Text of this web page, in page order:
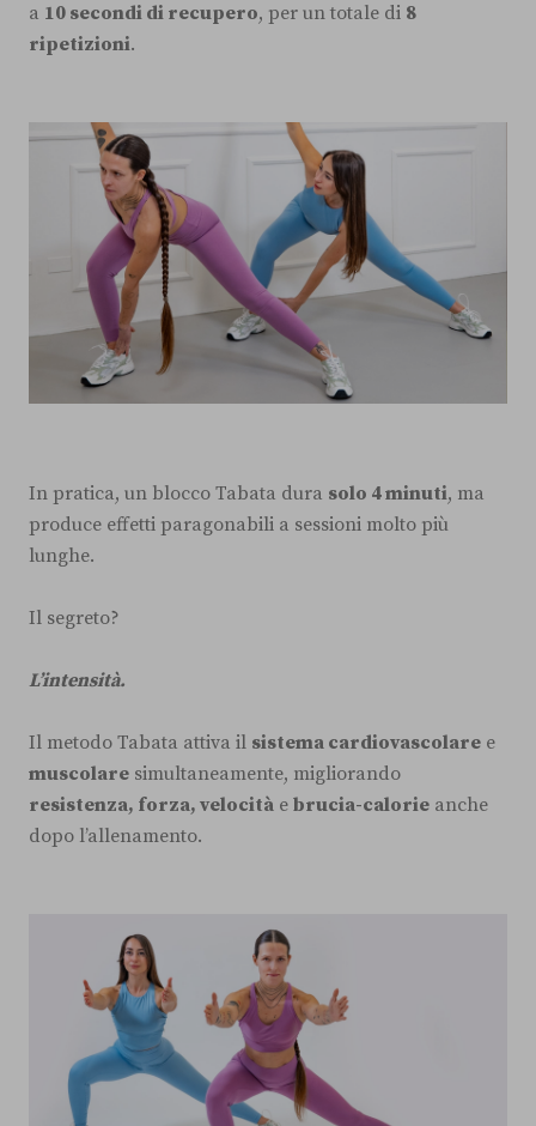
a 10 secondi di recupero, per un totale di 8
ripetizioni.
In pratica, un blocco Tabata dura solo 4 minuti, ma
produce effetti paragonabili a sessioni molto più
lunghe.
Il segreto?
L’intensità.
Il metodo Tabata attiva il sistema cardiovascolare e
muscolare simultaneamente, migliorando
resistenza, forza, velocità e brucia-calorie anche
dopo l’allenamento.